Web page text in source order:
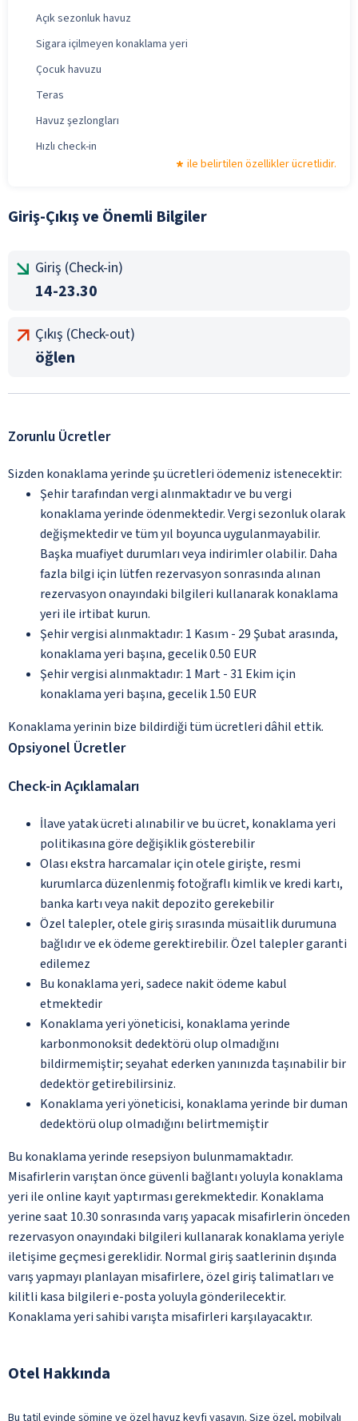
Açık sezonluk havuz
Sigara içilmeyen konaklama yeri
Çocuk havuzu
Teras
Havuz şezlongları
Hızlı check-in
ile belirtilen özellikler ücretlidir.
Giriş-Çıkış ve Önemli Bilgiler
Giriş (Check-in)
14-23.30
Çıkış (Check-out)
öğlen
Zorunlu Ücretler
Sizden konaklama yerinde şu ücretleri ödemeniz istenecektir:
Şehir tarafından vergi alınmaktadır ve bu vergi
konaklama yerinde ödenmektedir. Vergi sezonluk olarak
değişmektedir ve tüm yıl boyunca uygulanmayabilir.
Başka muafiyet durumları veya indirimler olabilir. Daha
fazla bilgi için lütfen rezervasyon sonrasında alınan
rezervasyon onayındaki bilgileri kullanarak konaklama
yeri ile irtibat kurun.
Şehir vergisi alınmaktadır: 1 Kasım - 29 Şubat arasında,
konaklama yeri başına, gecelik 0.50 EUR
Şehir vergisi alınmaktadır: 1 Mart - 31 Ekim için
konaklama yeri başına, gecelik 1.50 EUR
Konaklama yerinin bize bildirdiği tüm ücretleri dâhil ettik.
Opsiyonel Ücretler
Check-in Açıklamaları
İlave yatak ücreti alınabilir ve bu ücret, konaklama yeri
politikasına göre değişiklik gösterebilir
Olası ekstra harcamalar için otele girişte, resmi
kurumlarca düzenlenmiş fotoğraflı kimlik ve kredi kartı,
banka kartı veya nakit depozito gerekebilir
Özel talepler, otele giriş sırasında müsaitlik durumuna
bağlıdır ve ek ödeme gerektirebilir. Özel talepler garanti
edilemez
Bu konaklama yeri, sadece nakit ödeme kabul
etmektedir
Konaklama yeri yöneticisi, konaklama yerinde
karbonmonoksit dedektörü olup olmadığını
bildirmemiştir; seyahat ederken yanınızda taşınabilir bir
dedektör getirebilirsiniz.
Konaklama yeri yöneticisi, konaklama yerinde bir duman
dedektörü olup olmadığını belirtmemiştir
Bu konaklama yerinde resepsiyon bulunmamaktadır.
Misafirlerin varıştan önce güvenli bağlantı yoluyla konaklama
yeri ile online kayıt yaptırması gerekmektedir. Konaklama
yerine saat 10.30 sonrasında varış yapacak misafirlerin önceden
rezervasyon onayındaki bilgileri kullanarak konaklama yeriyle
iletişime geçmesi gereklidir. Normal giriş saatlerinin dışında
varış yapmayı planlayan misafirlere, özel giriş talimatları ve
kilitli kasa bilgileri e-posta yoluyla gönderilecektir.
Konaklama yeri sahibi varışta misafirleri karşılayacaktır.
Otel Hakkında
Bu tatil evinde şömine ve özel havuz keyfi yaşayın. Size özel, mobilyalı